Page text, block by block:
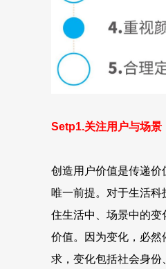
Setp1.关注用户与场景
创造用户价值是传递价
唯一前提。对于生活科
住生活中、场景中的变
价值。因为变化，必然
求，变化包括社会身份